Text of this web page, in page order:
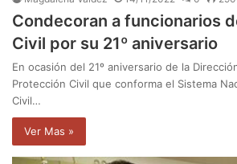
Condecoran a funcionarios
Civil por su 21º aniversario
En ocasión del 21º aniversario de la
Protección Civil que conforma el Sistema
Civil…
Ver Mas »